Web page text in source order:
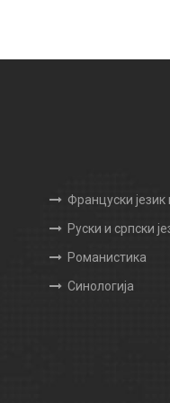
Француски
Руски и српски
Романистика
Синологија